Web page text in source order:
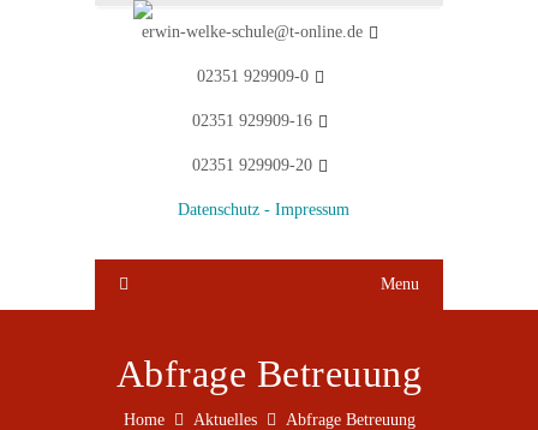
erwin-welke-schule@t-online.de
02351 929909-0
02351 929909-16
02351 929909-20
Datenschutz - Impressum
Menu
Abfrage Betreuung
Home Aktuelles Abfrage Betreuung